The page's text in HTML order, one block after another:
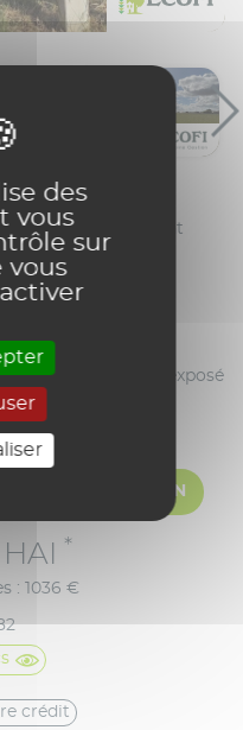
M²,
un environnement
TTC d'honoraires
ce bien est exposé
:
VISITER CE BIEN
HAI *
: 1036 €
crédit
des
vous
sur
vous